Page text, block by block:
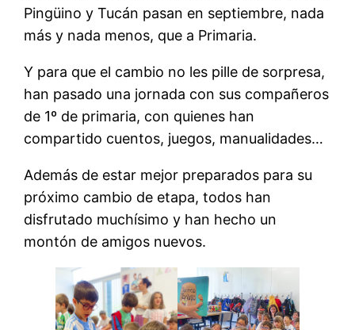
Pingüino y Tucán pasan en septiembre, nada
más y nada menos, que a Primaria.
Y para que el cambio no les pille de sorpresa,
han pasado una jornada con sus compañeros
de 1º de primaria, con quienes han
compartido cuentos, juegos, manualidades…
Además de estar mejor preparados para su
próximo cambio de etapa, todos han
disfrutado muchísimo y han hecho un
montón de amigos nuevos.